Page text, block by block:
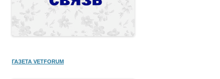
ГАЗЕТА VETFORUM